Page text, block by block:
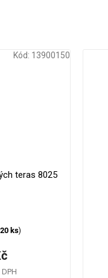
teras 8025
ks)
Kód: 13900150